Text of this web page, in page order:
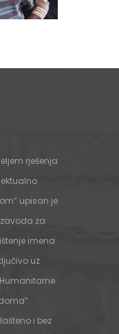
rješenja
upisan je
za
imena
uz
i bez